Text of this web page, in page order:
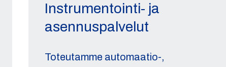
Instrumentointi- ja
asennuspalvelut
Toteutamme automaatio-,